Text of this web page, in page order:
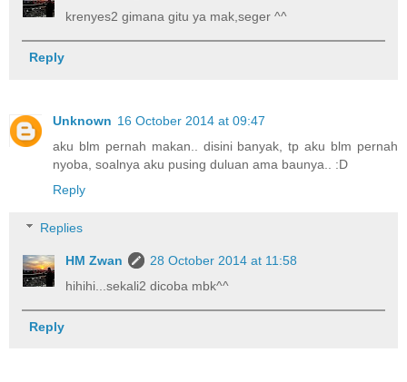
krenyes2 gimana gitu ya mak,seger ^^
Reply
Unknown 16 October 2014 at 09:47
aku blm pernah makan.. disini banyak, tp aku blm pernah
nyoba, soalnya aku pusing duluan ama baunya.. :D
Reply
Replies
HM Zwan
28 October 2014 at 11:58
hihihi...sekali2 dicoba mbk^^
Reply